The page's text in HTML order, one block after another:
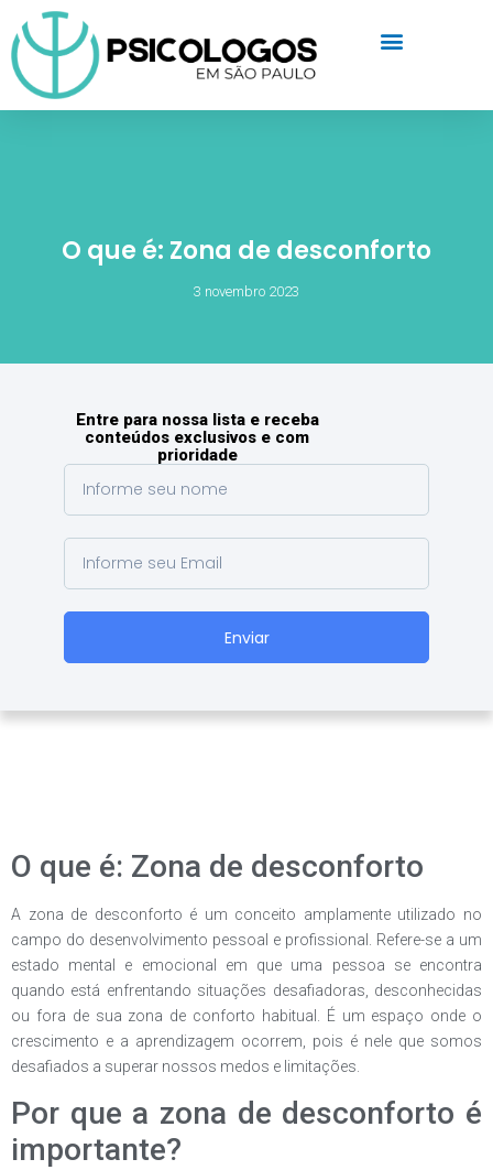
O que é: Zona de desconforto
3 novembro 2023
Enviar
Entre para nossa lista e receba
conteúdos exclusivos e com
prioridade
O que é: Zona de desconforto
A zona de desconforto é um conceito amplamente utilizado no
campo do desenvolvimento pessoal e profissional. Refere-se a um
estado mental e emocional em que uma pessoa se encontra
quando está enfrentando situações desafiadoras, desconhecidas
ou fora de sua zona de conforto habitual. É um espaço onde o
crescimento e a aprendizagem ocorrem, pois é nele que somos
desafiados a superar nossos medos e limitações.
Por que a zona de desconforto é
importante?